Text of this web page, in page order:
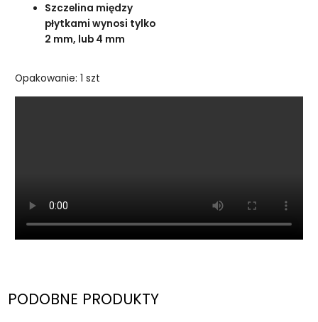
Szczelina między
płytkami wynosi tylko
2 mm, lub 4 mm
Opakowanie: 1 szt
PODOBNE PRODUKTY